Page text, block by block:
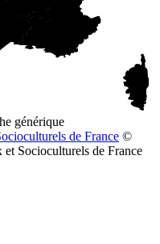
générique
©
et Socioculturels de France